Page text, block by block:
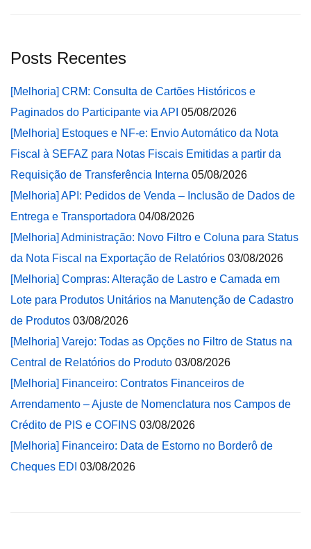
Posts Recentes
[Melhoria] CRM: Consulta de Cartões Históricos e
Paginados do Participante via API 05/08/2026
[Melhoria] Estoques e NF-e: Envio Automático da Nota
Fiscal à SEFAZ para Notas Fiscais Emitidas a partir da
Requisição de Transferência Interna 05/08/2026
[Melhoria] API: Pedidos de Venda – Inclusão de Dados de
Entrega e Transportadora 04/08/2026
[Melhoria] Administração: Novo Filtro e Coluna para Status
da Nota Fiscal na Exportação de Relatórios 03/08/2026
[Melhoria] Compras: Alteração de Lastro e Camada em
Lote para Produtos Unitários na Manutenção de Cadastro
de Produtos 03/08/2026
[Melhoria] Varejo: Todas as Opções no Filtro de Status na
Central de Relatórios do Produto 03/08/2026
[Melhoria] Financeiro: Contratos Financeiros de
Arrendamento – Ajuste de Nomenclatura nos Campos de
Crédito de PIS e COFINS 03/08/2026
[Melhoria] Financeiro: Data de Estorno no Borderô de
Cheques EDI 03/08/2026